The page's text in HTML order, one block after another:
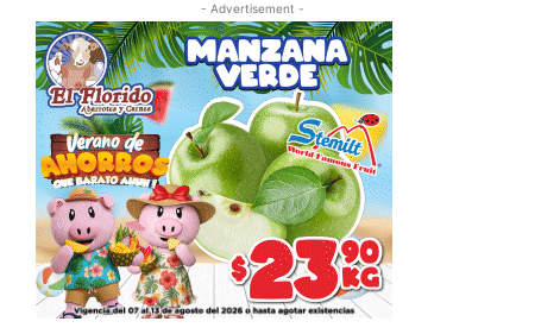
- Advertisement -